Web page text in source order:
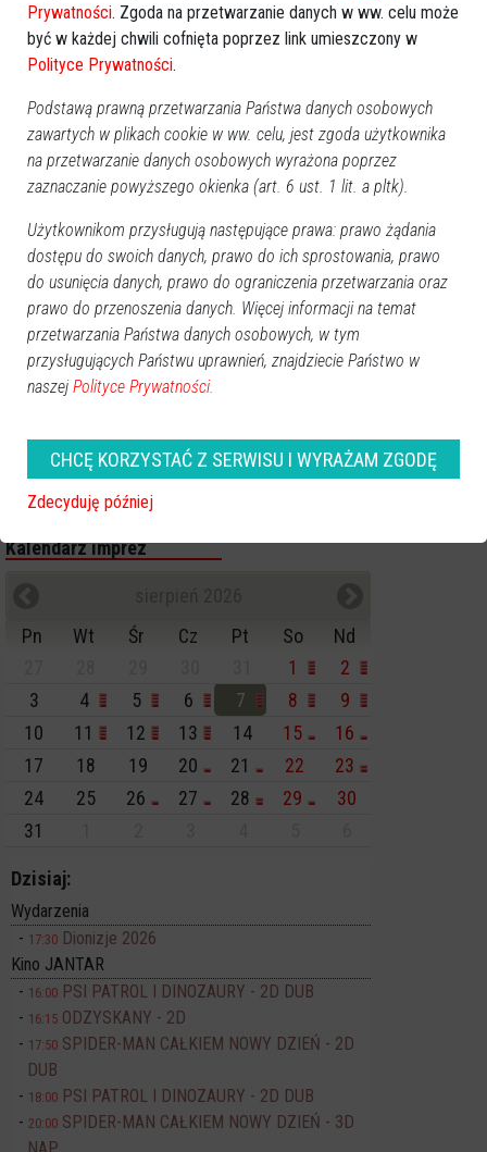
Poprzednia Następna
Kategorie
Ostrołęka
Powiat ostrołecki
Sport
Balujemy
Region
Budujemy
Kościół i społeczeństwo
TV Ostrołęka
Kalendarz imprez
Pn
Wt Śr Cz Pt So
Nd
1
2
3
4 5 6 7 8
9
10
11 12 13 14 15
16
17
18 19 20 21 22
23
24
25 26 27 28 29
30
31
Dzisiaj:
Wydarzenia
17:30 Dionizje 2026
Kino JANTAR
16:00 PSI PATROL I DINOZAURY - 2D DUB
16:15 ODZYSKANY - 2D
17:50 SPIDER-MAN CAŁKIEM NOWY DZIEŃ - 2D
DUB
18:00 PSI PATROL I DINOZAURY - 2D DUB
20:00 SPIDER-MAN CAŁKIEM NOWY DZIEŃ - 3D
NAP
Prywatności. Zgoda na przetwarzanie danych w ww. celu może
być w każdej chwili cofnięta poprzez link umieszczony w
Polityce Prywatności.
Podstawą prawną przetwarzania Państwa danych osobowych
zawartych w plikach cookie w ww. celu, jest zgoda użytkownika
na przetwarzanie danych osobowych wyrażona poprzez
zaznaczanie powyższego okienka (art. 6 ust. 1 lit. a pltk).
Użytkownikom przysługują następujące prawa: prawo żądania
dostępu do swoich danych, prawo do ich sprostowania, prawo
do usunięcia danych, prawo do ograniczenia przetwarzania oraz
prawo do przenoszenia danych. Więcej informacji na temat
przetwarzania Państwa danych osobowych, w tym
przysługujących Państwu uprawnień, znajdziecie Państwo w
naszej Polityce Prywatności.
CHCĘ KORZYSTAĆ Z SERWISU I WYRAŻAM ZGODĘ
Zdecyduję później